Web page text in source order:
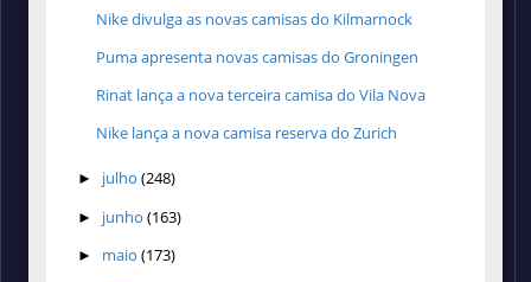
Nike divulga as novas camisas do Kilmarnock
Puma apresenta novas camisas do Groningen
Rinat lança a nova terceira camisa do Vila Nova
Nike lança a nova camisa reserva do Zurich
► julho (248)
► junho (163)
► maio (173)